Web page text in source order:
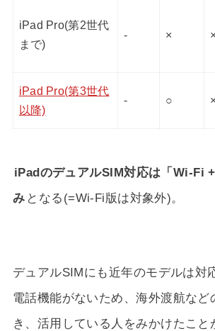
iPad Pro(第2世代
まで)
- × ×
iPad Pro(第3世代
以降)
- ○ ×
iPadのデュアルSIM対応は「Wi-Fi
み となる(=Wi-Fi版は対象外)。
デュアルSIMにも近年のモデルは対
電話機能がないため、海外渡航など
き、活用している人をみかけたこと